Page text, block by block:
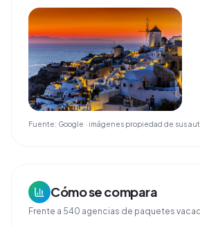
Fuente: Google · imágenes propiedad de sus
Cómo se compara
Frente a 540 agencias de paquetes